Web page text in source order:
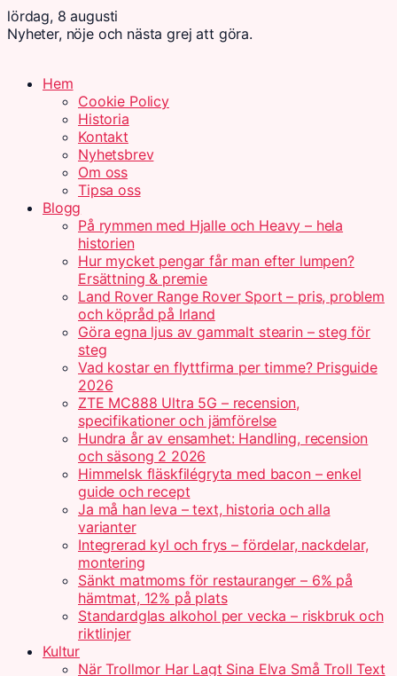
lördag, 8 augusti
Nyheter, nöje och nästa grej att göra.
Hem
Cookie Policy
Historia
Kontakt
Nyhetsbrev
Om oss
Tipsa oss
Blogg
På rymmen med Hjalle och Heavy – hela
historien
Hur mycket pengar får man efter lumpen?
Ersättning & premie
Land Rover Range Rover Sport – pris, problem
och köpråd på Irland
Göra egna ljus av gammalt stearin – steg för
steg
Vad kostar en flyttfirma per timme? Prisguide
2026
ZTE MC888 Ultra 5G – recension,
specifikationer och jämförelse
Hundra år av ensamhet: Handling, recension
och säsong 2 2026
Himmelsk fläskfilégryta med bacon – enkel
guide och recept
Ja må han leva – text, historia och alla
varianter
Integrerad kyl och frys – fördelar, nackdelar,
montering
Sänkt matmoms för restauranger – 6% på
hämtmat, 12% på plats
Standardglas alkohol per vecka – riskbruk och
riktlinjer
Kultur
När Trollmor Har Lagt Sina Elva Små Troll Text